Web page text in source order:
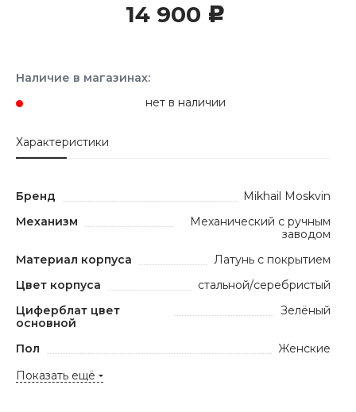
14 900 c
Наличие в магазинах:
нет в наличии
Характеристики
Бренд
Mikhail Moskvin
Механизм
Механический с ручным
заводом
Материал корпуса
Латунь с покрытием
Цвет корпуса
стальной/серебристый
Циферблат цвет
основной
Зелёный
Пол
Женские
Показать ещё